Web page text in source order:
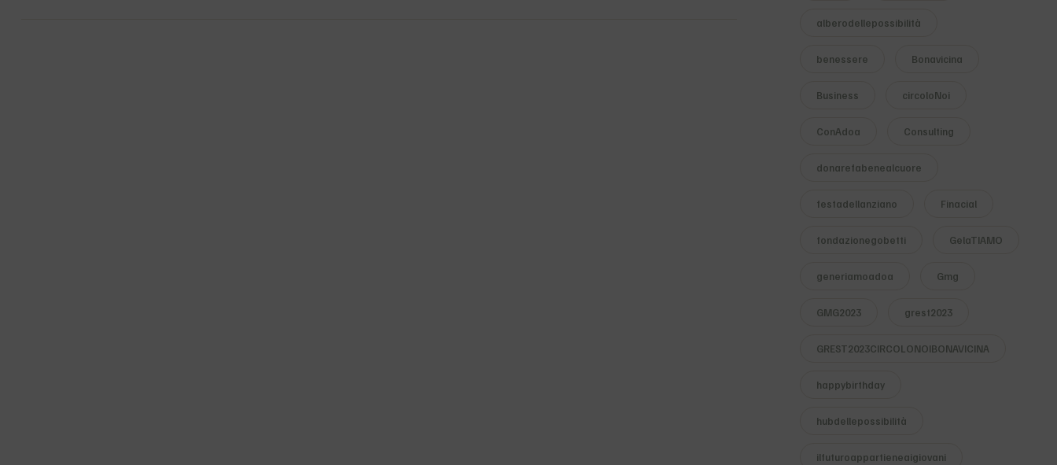
alberodellepossibilità
benessere Bonavicina
Business circoloNoi
ConAdoa Consulting
donarefabenealcuore
festadellanziano Finacial
fondazionegobetti GelaTIAMO
generiamoadoa Gmg
GMG2023 grest2023
GREST2023CIRCOLONOIBONAVICINA
happybirthday
hubdellepossibilità
ilfuturoappartieneaigiovani